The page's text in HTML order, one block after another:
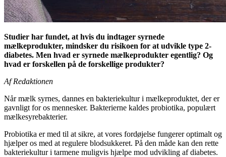
Studier har fundet, at hvis du indtager syrnede
mælkeprodukter, mindsker du risikoen for at udvikle type 2-
diabetes. Men hvad er syrnede mælkeprodukter egentlig? Og
hvad er forskellen på de forskellige produkter?
Af Redaktionen
Når mælk syrnes, dannes en bakteriekultur i mælkeproduktet, der er
gavnligt for os mennesker. Bakterierne kaldes probiotika, populært
mælkesyrebakterier.
Probiotika er med til at sikre, at vores fordøjelse fungerer optimalt og
hjælper os med at regulere blodsukkeret. På den måde kan den rette
bakteriekultur i tarmene muligvis hjælpe mod udvikling af diabetes.